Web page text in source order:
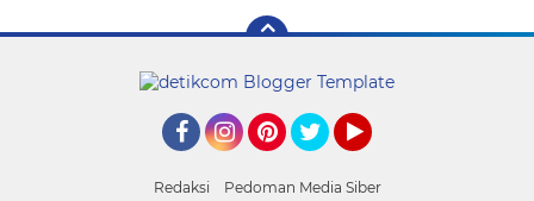
Redaksi Pedoman Media Siber